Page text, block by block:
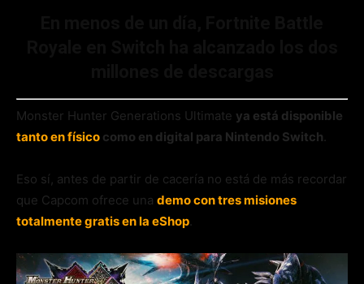
Monster Hunter Generations Ultimate ya está disponible
tanto en físico como en digital para Nintendo Switch.
Eso sí, antes de partir de cacería no está de más recordar
que Capcom ofrece una demo con tres misiones
totalmente gratis en la eShop.